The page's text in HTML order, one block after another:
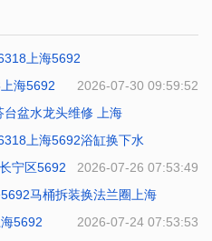
上海5692
2026-07-31 10:41:31
海5692
2026-07-30 09:59:52
盆水龙头维修 上海
2026-07-29 09:40:19
上海5692浴缸换下水
2026-07-27 10:21:22
宁区5692
2026-07-26 07:53:49
马桶拆装换法兰圈上海
2026-07-25 08:53:15
5692
2026-07-24 07:53:53